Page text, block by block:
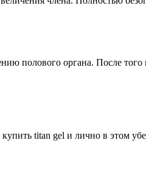
полового органа. После
titan gel и лично в этом